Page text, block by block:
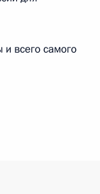
всего самого